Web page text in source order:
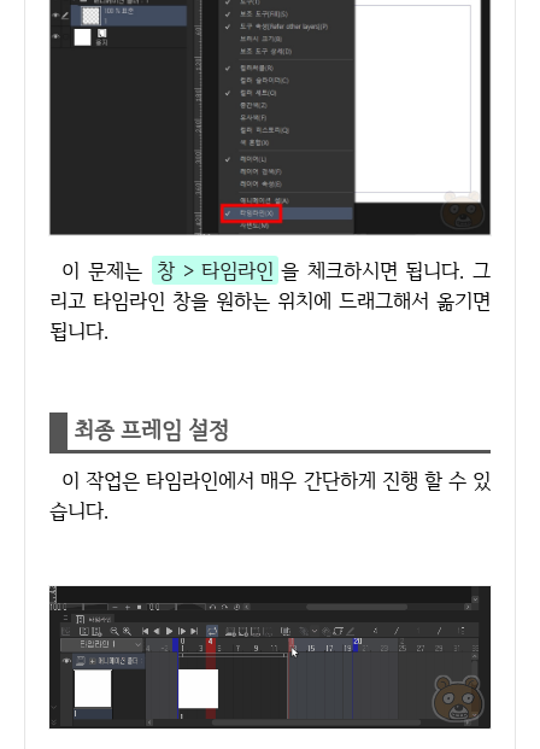
이 문제는 창 > 타임라인 을 체크하시면 됩니다. 그
리고 타임라인 창을 원하는 위치에 드래그해서 옮기면
됩니다.
최종 프레임 설정
이 작업은 타임라인에서 매우 간단하게 진행 할 수 있
습니다.